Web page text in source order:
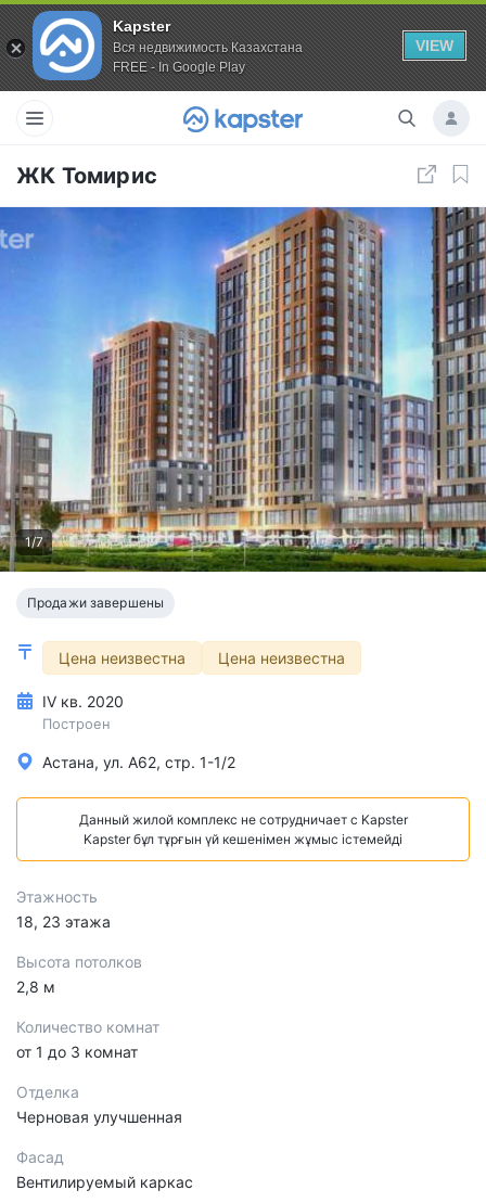
Kapster
Вся недвижимость Казахстана
FREE - In Google Play
VIEW
ЖК Томирис
1/7
Продажи завершены
Цена неизвестна Цена неизвестна
IV кв. 2020
Построен
Астана, ул. А62, стр. 1-1/2
Данный жилой комплекс не сотрудничает с Kapster
Kapster бұл тұрғын үй кешенімен жұмыс істемейді
Этажность
18, 23 этажа
Высота потолков
2,8 м
Количество комнат
от 1 до 3 комнат
Отделка
Черновая улучшенная
Фасад
Вентилируемый каркас